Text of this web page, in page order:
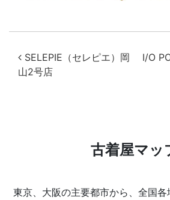
投稿ナビゲ
SELEPIE（セレピエ）岡
山2号店
I/O
古着屋マッ
東京、大阪の主要都市から、全国各